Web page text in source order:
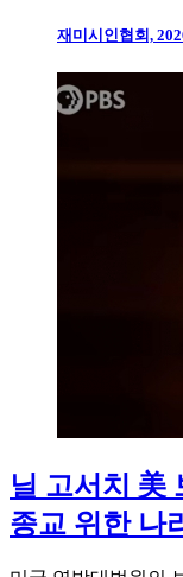
재미시인협회,
닐 고서치 美
종교 위한 나